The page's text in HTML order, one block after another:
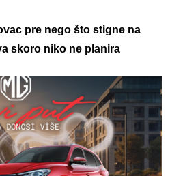
pre nego što stigne na
skoro niko ne planira